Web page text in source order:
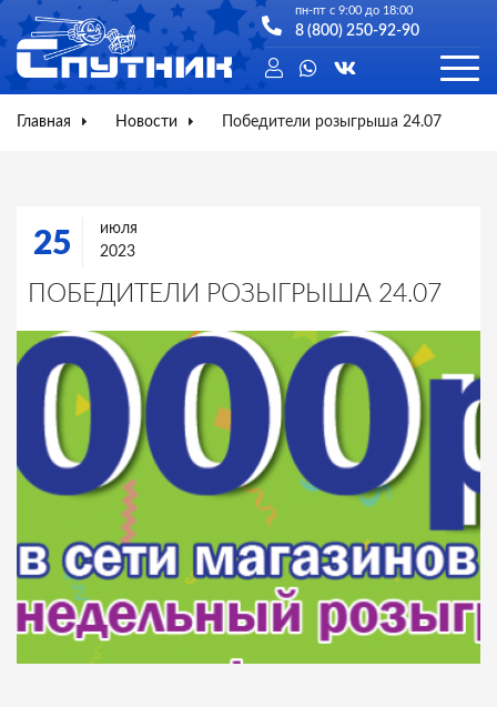
пн-пт с 9:00 до 18:00
8 (800) 250-92-90
Главная Новости Победители розыгрыша 24.07
25
июля
2023
ПОБЕДИТЕЛИ РОЗЫГРЫША 24.07